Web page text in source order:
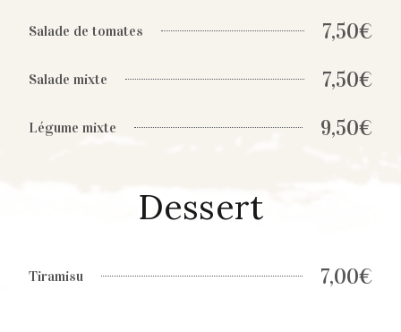
Salade de tomates 7,50€
Salade mixte 7,50€
Légume mixte 9,50€
Dessert
Tiramisu 7,00€